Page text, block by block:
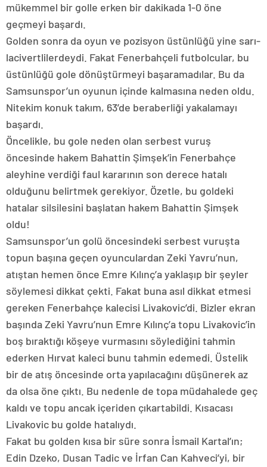
mükemmel bir golle erken bir dakikada 1-0 öne
geçmeyi başardı.
Golden sonra da oyun ve pozisyon üstünlüğü yine sarı-
lacivertlilerdeydi. Fakat Fenerbahçeli futbolcular, bu
üstünlüğü gole dönüştürmeyi başaramadılar. Bu da
Samsunspor’un oyunun içinde kalmasına neden oldu.
Nitekim konuk takım, 63’de beraberliği yakalamayı
başardı.
Öncelikle, bu gole neden olan serbest vuruş
öncesinde hakem Bahattin Şimşek’in Fenerbahçe
aleyhine verdiği faul kararının son derece hatalı
olduğunu belirtmek gerekiyor. Özetle, bu goldeki
hatalar silsilesini başlatan hakem Bahattin Şimşek
oldu!
Samsunspor’un golü öncesindeki serbest vuruşta
topun başına geçen oyunculardan Zeki Yavru’nun,
atıştan hemen önce Emre Kılınç’a yaklaşıp bir şeyler
söylemesi dikkat çekti. Fakat buna asıl dikkat etmesi
gereken Fenerbahçe kalecisi Livakovic’di. Bizler ekran
başında Zeki Yavru’nun Emre Kılınç’a topu Livakovic’in
boş bıraktığı köşeye vurmasını söylediğini tahmin
ederken Hırvat kaleci bunu tahmin edemedi. Üstelik
bir de atış öncesinde orta yapılacağını düşünerek az
da olsa öne çıktı. Bu nedenle de topa müdahalede geç
kaldı ve topu ancak içeriden çıkartabildi. Kısacası
Livakovic bu golde hatalıydı.
Fakat bu golden kısa bir süre sonra İsmail Kartal’ın;
Edin Dzeko, Dusan Tadic ve İrfan Can Kahveci’yi, bir